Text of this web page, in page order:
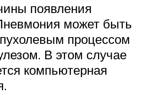
появления
может быть
процессом
В этом случае
компьютерная